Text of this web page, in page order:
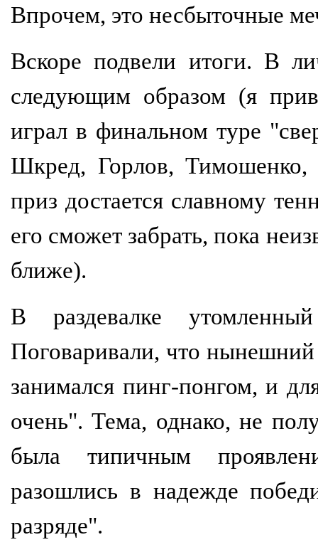
Впрочем, это несбыточные
Вскоре подвели итоги. В
следующим образом (я
играл в финальном туре
Шкред, Горлов, Тимошенко,
приз достается славному
его сможет забрать, пока
ближе).
В раздевалке
Поговаривали, что
занимался пинг-понгом, и
очень". Тема, однако, не
была типичным
разошлись в надежде
разряде".